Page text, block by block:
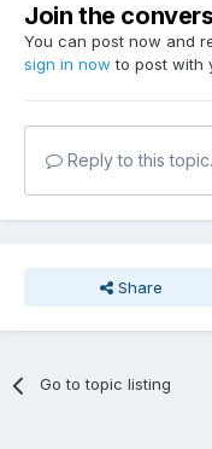
Join the
You can post now and
sign in now to post with
Reply to this
Share
Go to topic listing